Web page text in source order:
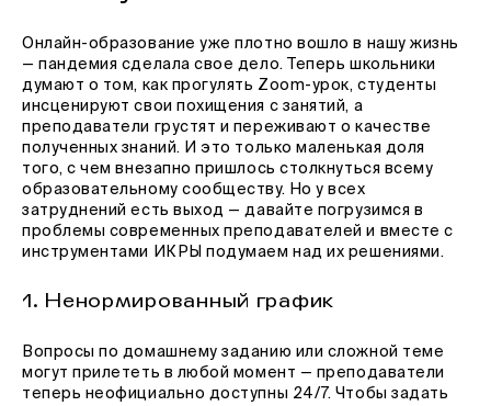
Онлайн-образование уже плотно вошло в нашу жизнь
— пандемия сделала свое дело. Теперь школьники
думают о том, как прогулять Zoom-урок, студенты
инсценируют свои похищения с занятий, а
преподаватели грустят и переживают о качестве
полученных знаний. И это только маленькая доля
того, с чем внезапно пришлось столкнуться всему
образовательному сообществу. Но у всех
затруднений есть выход — давайте погрузимся в
проблемы современных преподавателей и вместе с
инструментами ИКРЫ подумаем над их решениями.
1. Ненормированный график
Вопросы по домашнему заданию или сложной теме
могут прилететь в любой момент — преподаватели
теперь неофициально доступны 24/7. Чтобы задать